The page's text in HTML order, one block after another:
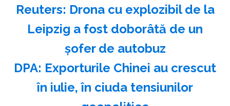
Reuters: Drona cu explozibil de la
Leipzig a fost doborâtă de un
şofer de autobuz
DPA: Exporturile Chinei au crescut
în iulie, în ciuda tensiunilor